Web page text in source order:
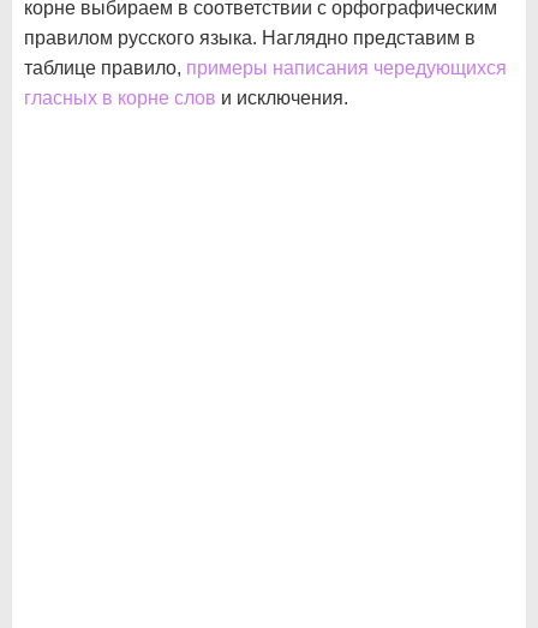
корне выбираем в соответствии с орфографическим
правилом русского языка. Наглядно представим в
таблице правило, примеры написания чередующихся
гласных в корне слов и исключения.